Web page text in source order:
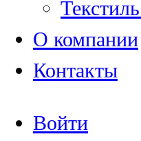
О компании
Контакты
Войти